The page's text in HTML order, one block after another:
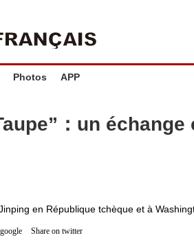
Photos APP
：un
en République tchèque et à
Share on twitter